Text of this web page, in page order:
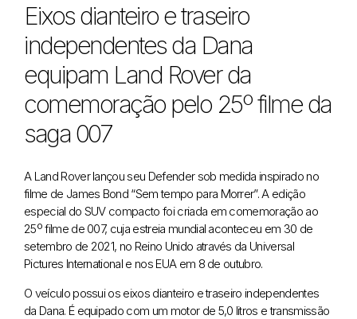
Eixos dianteiro e traseiro
independentes da Dana
equipam Land Rover da
comemoração pelo 25º filme da
saga 007
A Land Rover lançou seu Defender sob medida inspirado no
filme de James Bond “Sem tempo para Morrer”. A edição
especial do SUV compacto foi criada em comemoração ao
25º filme de 007, cuja estreia mundial aconteceu em 30 de
setembro de 2021, no Reino Unido através da Universal
Pictures International e nos EUA em 8 de outubro.
O veículo possui os eixos dianteiro e traseiro independentes
da Dana. É equipado com um motor de 5,0 litros e transmissão